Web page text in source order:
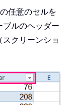
任意のセルを
ブルのヘッダー
クリーンショ